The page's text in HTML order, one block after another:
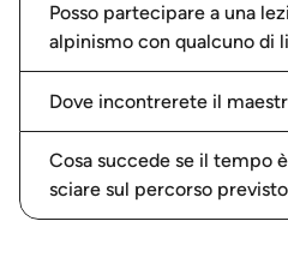
Posso partecipare a una
alpinismo con qualcuno di
Dove incontrerete il
Cosa succede se il tempo
sciare sul percorso